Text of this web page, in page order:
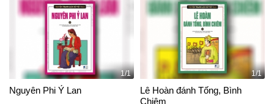
1/1
Nguyên Phi Ỷ Lan
1/1
Lê Hoàn đánh Tống, Bình
Chiêm